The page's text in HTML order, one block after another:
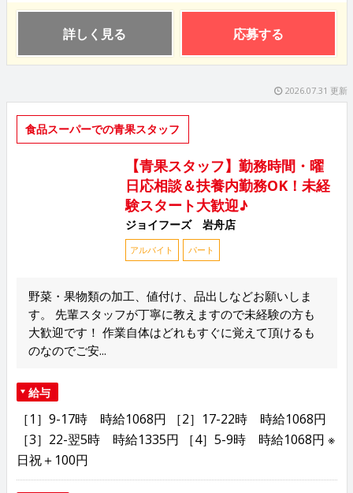
詳しく見る 応募する
2026.07.31 更新
食品スーパーでの青果スタッフ
【青果スタッフ】勤務時間・曜
日応相談＆扶養内勤務OK！未経
験スタート大歓迎♪
ジョイフーズ 岩舟店
アルバイト パート
野菜・果物類の加工、値付け、品出しなどお願いしま
す。 先輩スタッフが丁寧に教えますので未経験の方も
大歓迎です！ 作業自体はどれもすぐに覚えて頂けるも
のなのでご安...
給与
［1］9-17時 時給1068円 ［2］17-22時 時給1068円
［3］22-翌5時 時給1335円 ［4］5-9時 時給1068円 ※
日祝＋100円